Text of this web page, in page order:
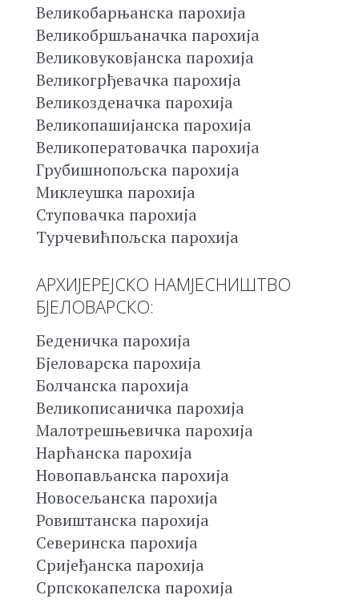
Великобарњанска парохија
Великобршљаначка парохија
Великовуковјанска парохија
Великогрђевачка парохија
Великозденачка парохија
Великопашијанска парохија
Великоператовачка парохија
Грубишнопољска парохија
Миклеушка парохија
Ступовачка парохија
Турчевићпољска парохија
АРХИЈЕРЕЈСКО НАМЈЕСНИШТВО
БЈЕЛОВАРСКО:
Беденичка парохија
Бјеловарска парохија
Болчанска парохија
Великописаничка парохија
Малотрешњевичка парохија
Нарћанска парохија
Новопављанска парохија
Новосељанска парохија
Ровиштанска парохија
Северинска парохија
Сријеђанска парохија
Српскокапелска парохија